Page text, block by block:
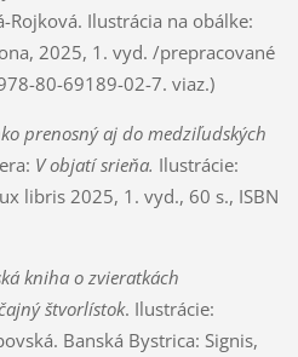
Rojková. Ilustrácia na obálke:
2025, 1. vyd. /prepracované
80-69189-02-7. viaz.)
prenosný aj do medziľudských
V objatí srieňa. Ilustrácie:
libris 2025, 1. vyd., 60 s., ISBN
kniha o zvieratkách
štvorlístok. Ilustrácie:
Banská Bystrica: Signis,